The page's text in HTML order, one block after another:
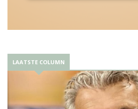
LAATSTE COLUMN